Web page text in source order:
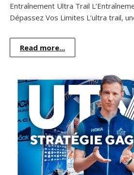
Entraînement Ultra Trail
Dépassez Vos Limites L’ultra trail,
Read more...